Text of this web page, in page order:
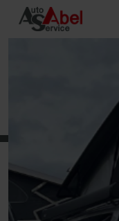
Zum
Hauptinhalt